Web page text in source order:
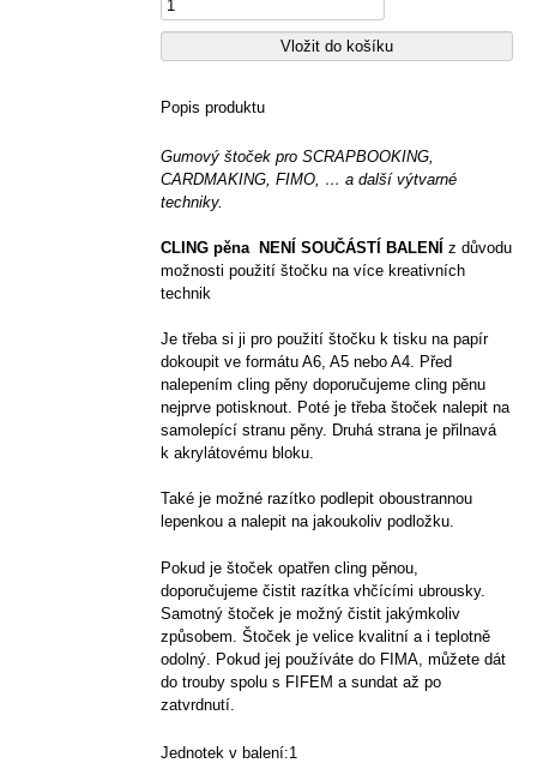
Popis produktu
Gumový štoček pro SCRAPBOOKING,
CARDMAKING, FIMO, … a další výtvarné
techniky.
CLING pěna NENÍ SOUČÁSTÍ BALENÍ
z důvodu
možnosti použití štočku na více kreativních
technik
Je třeba si ji pro použití štočku k tisku na papír
dokoupit ve formátu A6, A5 nebo A4. Před
nalepením cling pěny doporučujeme cling pěnu
nejprve potisknout. Poté je třeba štoček nalepit na
samolepící stranu pěny. Druhá strana je přilnavá
k akrylátovému bloku.
Také je možné razítko podlepit oboustrannou
lepenkou a nalepit na jakoukoliv podložku.
Pokud je štoček opatřen cling pěnou,
doporučujeme čistit razítka vhčícími ubrousky.
Samotný štoček je možný čistit jakýmkoliv
způsobem. Štoček je velice kvalitní a i teplotně
odolný. Pokud jej používáte do FIMA, můžete dát
do trouby spolu s FIFEM a sundat až po
zatvrdnutí.
Jednotek v balení:1